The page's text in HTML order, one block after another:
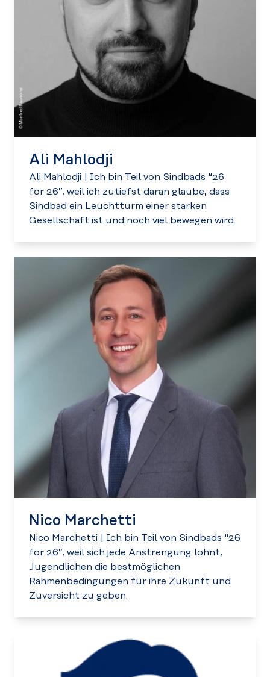
Ali Mahlodji
Ali Mahlodji
Ich bin Teil von Sindbads “26
for 26”, weil ich zutiefst daran glaube, dass
Sindbad ein Leuchtturm einer starken
Gesellschaft ist und noch viel bewegen wird.
Nico Marchetti
Nico Marchetti
Ich bin Teil von Sindbads “26
for 26”, weil sich jede Anstrengung lohnt,
Jugendlichen die bestmöglichen
Rahmenbedingungen für ihre Zukunft und
Zuversicht zu geben.